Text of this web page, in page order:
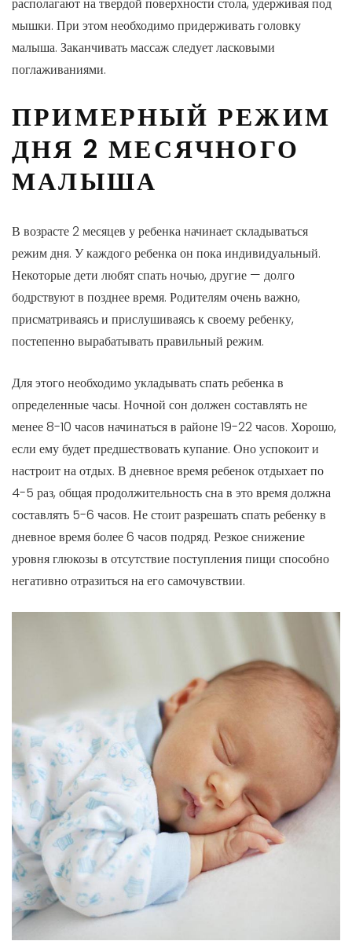
мышки. При этом необходимо придерживать головку
малыша. Заканчивать массаж следует ласковыми
поглаживаниями.
ПРИМЕРНЫЙ РЕЖИМ
ДНЯ 2 МЕСЯЧНОГО
МАЛЫША
В возрасте 2 месяцев у ребенка начинает складываться
режим дня. У каждого ребенка он пока индивидуальный.
Некоторые дети любят спать ночью, другие — долго
бодрствуют в позднее время. Родителям очень важно,
присматриваясь и прислушиваясь к своему ребенку,
постепенно вырабатывать правильный режим.
Для этого необходимо укладывать спать ребенка в
определенные часы. Ночной сон должен составлять не
менее 8-10 часов начинаться в районе 19-22 часов. Хорошо,
если ему будет предшествовать купание. Оно успокоит и
настроит на отдых. В дневное время ребенок отдыхает по
4-5 раз, общая продолжительность сна в это время должна
составлять 5-6 часов. Не стоит разрешать спать ребенку в
дневное время более 6 часов подряд. Резкое снижение
уровня глюкозы в отсутствие поступления пищи способно
негативно отразиться на его самочувствии.